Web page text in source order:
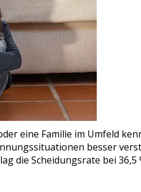
eine Familie im Umfeld
besser
die Scheidungsrate bei